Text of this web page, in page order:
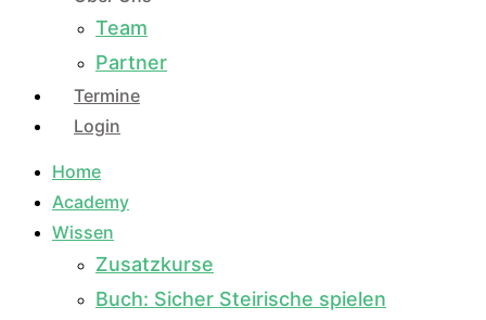
Team
Partner
Termine
Login
Home
Academy
Wissen
Zusatzkurse
Buch: Sicher Steirische spielen